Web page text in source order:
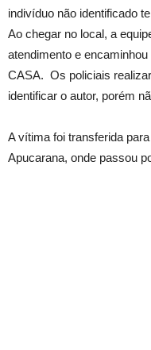
indivíduo não identificado
Ao chegar no local, a
atendimento e
CASA. Os policiais
identificar o autor, porém
A vítima foi transferida
Apucarana, onde passou